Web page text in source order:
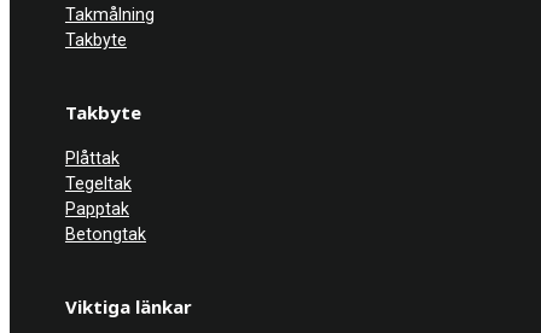
Takmålning
Takbyte
Takbyte
Plåttak
Tegeltak
Papptak
Betongtak
Viktiga länkar